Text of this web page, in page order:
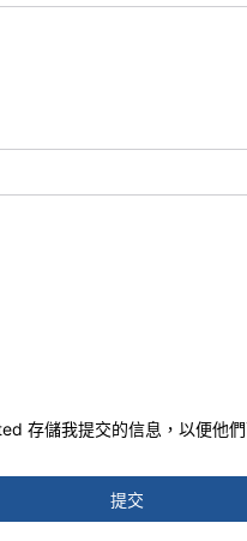
存儲我提交的信息，以便他
提交